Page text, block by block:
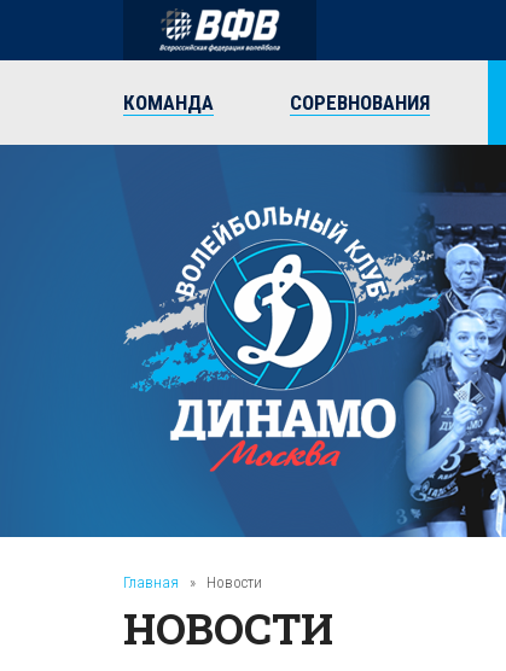
КОМАНДА СОРЕВНОВАНИЯ
Главная » Новости
НОВОСТИ